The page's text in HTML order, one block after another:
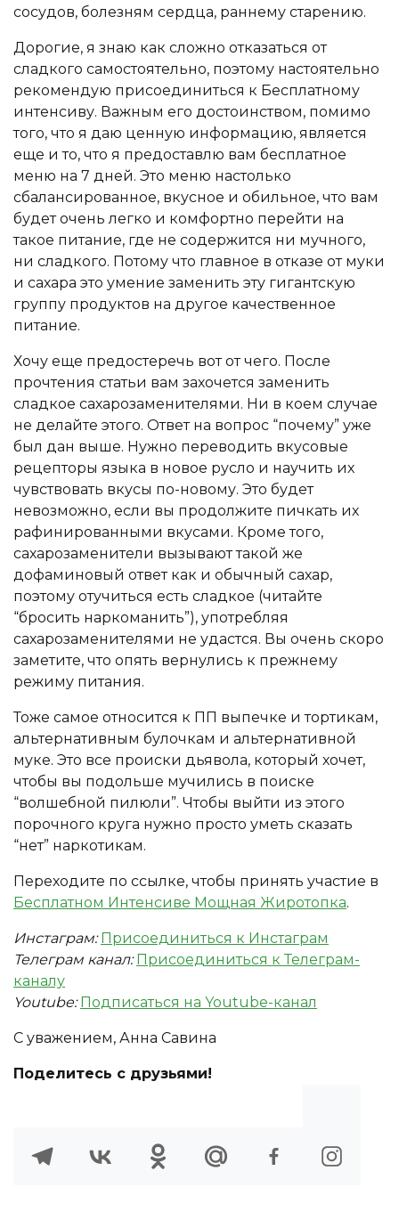
сосудов, болезням сердца, раннему старению.
Дорогие, я знаю как сложно отказаться от
сладкого самостоятельно, поэтому настоятельно
рекомендую присоединиться к Бесплатному
интенсиву. Важным его достоинством, помимо
того, что я даю ценную информацию, является
еще и то, что я предоставлю вам бесплатное
меню на 7 дней. Это меню настолько
сбалансированное, вкусное и обильное, что вам
будет очень легко и комфортно перейти на
такое питание, где не содержится ни мучного,
ни сладкого. Потому что главное в отказе от муки
и сахара это умение заменить эту гигантскую
группу продуктов на другое качественное
питание.
Хочу еще предостеречь вот от чего. После
прочтения статьи вам захочется заменить
сладкое сахарозаменителями. Ни в коем случае
не делайте этого. Ответ на вопрос “почему” уже
был дан выше. Нужно переводить вкусовые
рецепторы языка в новое русло и научить их
чувствовать вкусы по-новому. Это будет
невозможно, если вы продолжите пичкать их
рафинированными вкусами. Кроме того,
сахарозаменители вызывают такой же
дофаминовый ответ как и обычный сахар,
поэтому отучиться есть сладкое (читайте
“бросить наркоманить”), употребляя
сахарозаменителями не удастся. Вы очень скоро
заметите, что опять вернулись к прежнему
режиму питания.
Тоже самое относится к ПП выпечке и тортикам,
альтернативным булочкам и альтернативной
муке. Это все происки дьявола, который хочет,
чтобы вы подольше мучились в поиске
“волшебной пилюли”. Чтобы выйти из этого
порочного круга нужно просто уметь сказать
“нет” наркотикам.
Переходите по ссылке, чтобы принять участие в
Бесплатном Интенсиве Мощная Жиротопка.
Инстаграм:Присоединиться к Инстаграм
Телеграм канал:Присоединиться к Телеграм-
каналу
Youtube: Подписаться на Youtube-канал
С уважением, Анна Савина
Поделитесь с друзьями!